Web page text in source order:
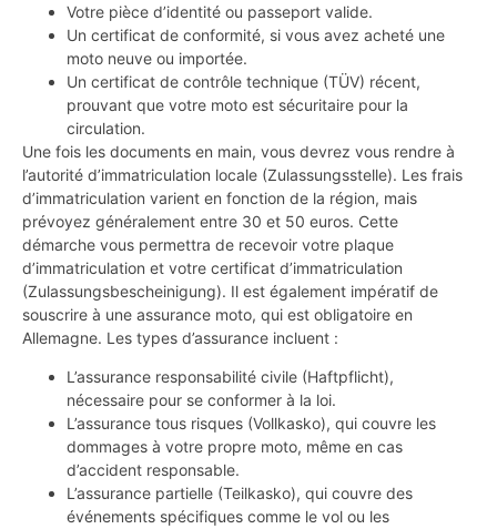
Votre pièce d’identité ou passeport valide.
Un certificat de conformité, si vous avez acheté une
moto neuve ou importée.
Un certificat de contrôle technique (TÜV) récent,
prouvant que votre moto est sécuritaire pour la
circulation.
Une fois les documents en main, vous devrez vous rendre à
l’autorité d’immatriculation locale (Zulassungsstelle). Les frais
d’immatriculation varient en fonction de la région, mais
prévoyez généralement entre 30 et 50 euros. Cette
démarche vous permettra de recevoir votre plaque
d’immatriculation et votre certificat d’immatriculation
(Zulassungsbescheinigung). Il est également impératif de
souscrire à une assurance moto, qui est obligatoire en
Allemagne. Les types d’assurance incluent :
L’assurance responsabilité civile (Haftpflicht),
nécessaire pour se conformer à la loi.
L’assurance tous risques (Vollkasko), qui couvre les
dommages à votre propre moto, même en cas
d’accident responsable.
L’assurance partielle (Teilkasko), qui couvre des
événements spécifiques comme le vol ou les